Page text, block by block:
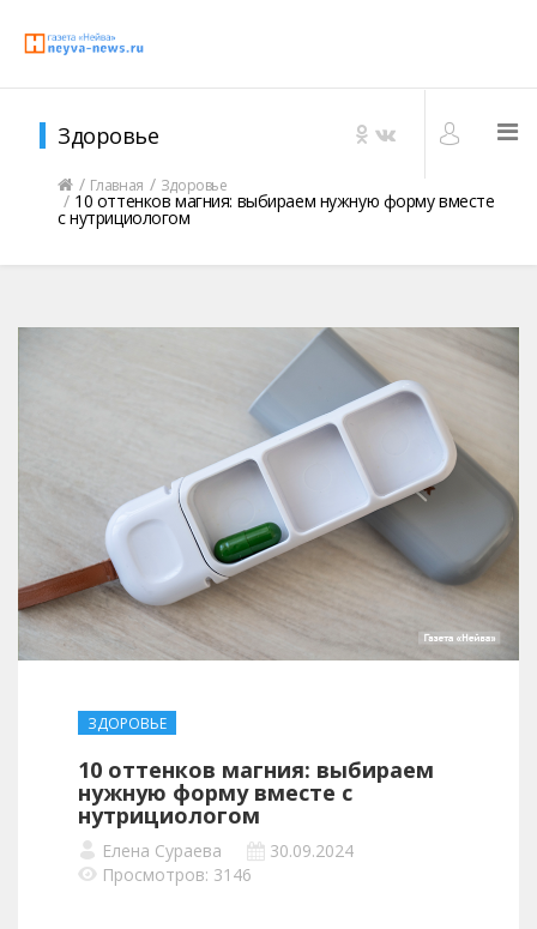
Здоровье
Главная Здоровье
10 оттенков магния: выбираем нужную форму вместе
с нутрициологом
ЗДОРОВЬЕ
10 оттенков магния: выбираем
нужную форму вместе с
нутрициологом
Елена Сураева
30.09.2024
Просмотров: 3146